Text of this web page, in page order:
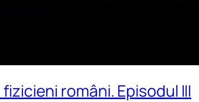
români. Episodul III